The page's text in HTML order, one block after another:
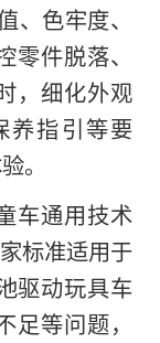
色牢度、
件脱落、
，细化外观
养指引等要
。
车通用技术
标准适用于
驱动玩具车
等问题，